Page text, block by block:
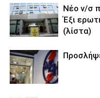
Νέο ν/σ
Έξι
(λίστα)